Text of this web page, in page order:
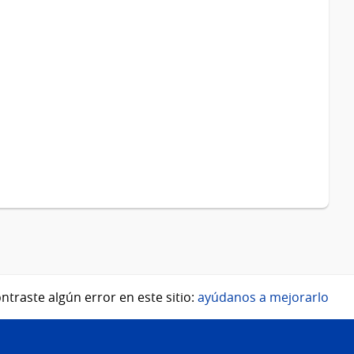
algún error en este sitio: ayúdanos a mejorarlo